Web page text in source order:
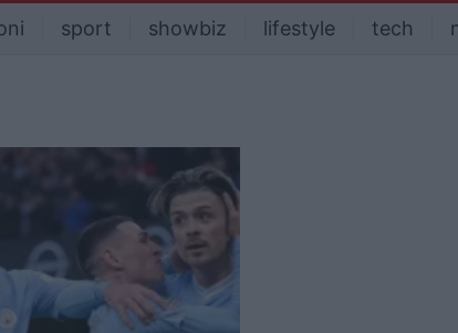
sport showbiz lifestyle tech